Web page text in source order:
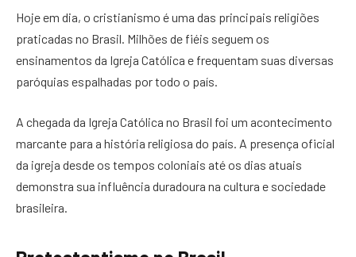
Hoje em dia, o cristianismo é uma das principais religiões
praticadas no Brasil. Milhões de fiéis seguem os
ensinamentos da Igreja Católica e frequentam suas diversas
paróquias espalhadas por todo o país.
A chegada da Igreja Católica no Brasil foi um acontecimento
marcante para a história religiosa do país. A presença oficial
da igreja desde os tempos coloniais até os dias atuais
demonstra sua influência duradoura na cultura e sociedade
brasileira.